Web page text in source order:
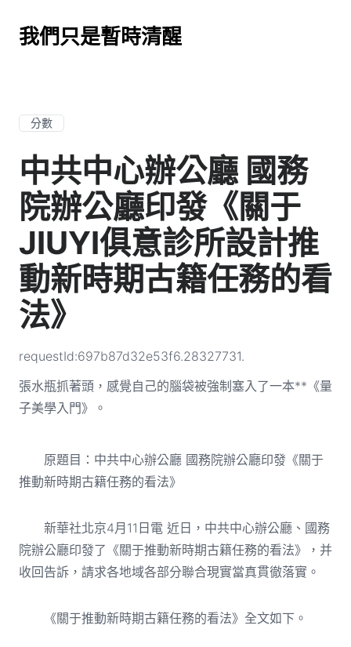
我們只是暫時清醒
分數
中共中心辦公廳 國務
院辦公廳印發《關于
JIUYI俱意診所設計推
動新時期古籍任務的看
法》
requestId:697b87d32e53f6.28327731.
張水瓶抓著頭，感覺自己的腦袋被強制塞入了一本**《量
子美學入門》。
原題目：中共中心辦公廳 國務院辦公廳印發《關于
推動新時期古籍任務的看法》
新華社北京4月11日電 近日，中共中心辦公廳、國務
院辦公廳印發了《關于推動新時期古籍任務的看法》，并
收回告訴，請求各地域各部分聯合現實當真貫徹落實。
《關于推動新時期古籍任務的看法》全文如下。